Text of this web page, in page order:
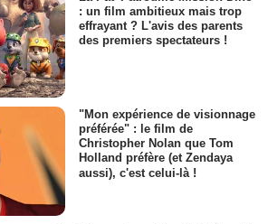
: un film ambitieux mais trop
effrayant ? L'avis des parents
des premiers spectateurs !
"Mon expérience de visionnage
préférée" : le film de
Christopher Nolan que Tom
Holland préfère (et Zendaya
aussi), c'est celui-là !